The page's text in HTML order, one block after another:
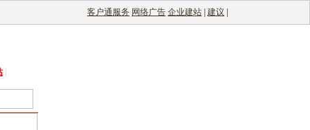
客户通服务 网络广告 企业建站 建议
|